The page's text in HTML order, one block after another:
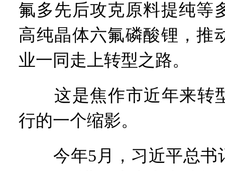
算力，正在重新“耕种”中原
河南省二十条硬核举措出炉
河南省主汛期防汛抗旱工作
“从根本上改变了中国人民
氟多先后攻克原料提纯等
高纯晶体六氟磷酸锂，推
业一同走上转型之路。
这是焦作市近年来转
行的一个缩影。
今年5月，习近平总书